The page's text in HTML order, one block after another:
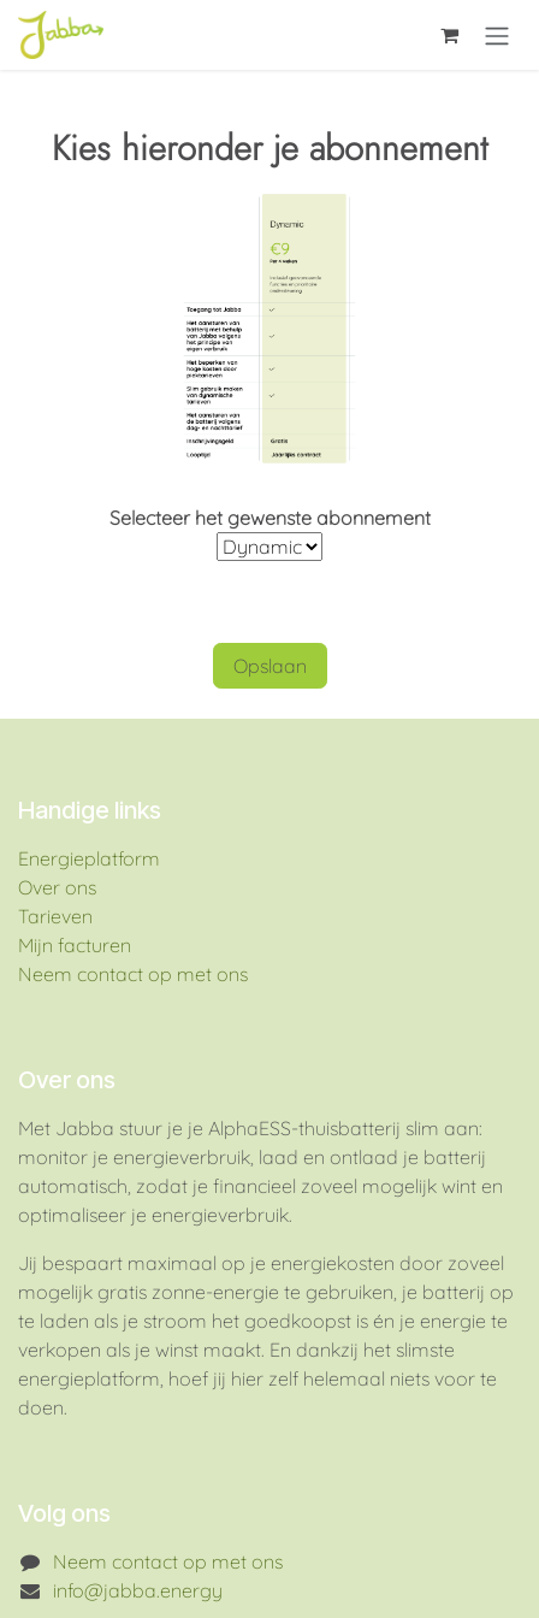
Overslaan naar inhoud
Kies hieronder je abonnement
Selecteer het gewenste abonnement
Opslaan
Handige links
Energieplatform​
Over ons
Tarieven
Mijn facturen
Neem contact op met ons
Over ons
Met Jabba stuur je je AlphaESS-thuisbatterij slim aan:
monitor je energieverbruik, laad en ontlaad je batterij
automatisch, zodat je financieel zoveel mogelijk wint en
optimaliseer je energieverbruik.
Jij bespaart maximaal op je energiekosten door zoveel
mogelijk gratis zonne-energie te gebruiken, je batterij op
te laden als je stroom het goedkoopst is én je energie te
verkopen als je winst maakt. En dankzij het slimste
energieplatform, hoef jij hier zelf helemaal niets voor te
doen.
Volg ons
Neem contact op met ons
info@jabba.energy